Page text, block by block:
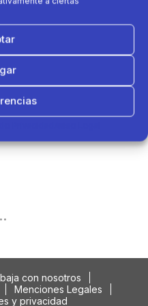
con nosotros
Menciones Legales
y privacidad